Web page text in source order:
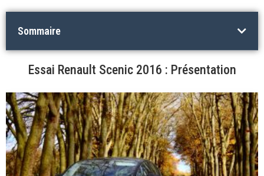
Sommaire
Essai Renault Scenic 2016 : Présentation